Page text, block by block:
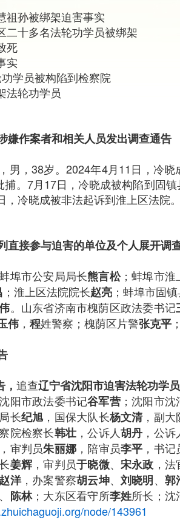
祖孙被绑架迫害事实
二十多名法轮功学员被绑架
死
实
学员被构陷到检察院
法轮功学员
嫌作案者和相关人员发出调查通告
男，38岁。2024年4月11日，冷
。7月17日，冷晓成被构陷到固
冷晓成被非法起诉到淮上区法院
直接参与迫害的单位及个人展开调
蚌埠市公安局局长熊言松；蚌埠市淮
；淮上区法院院长赵亮 ；蚌埠市固
。山东省济南市槐荫区政法委书记
伟 ， 程姓警察；槐荫区片警张克平
追查辽宁省沈阳市迫害法轮功学
沈阳市政法委书记谷军营；沈阳市沈
长纪旭，国保大队长杨文清，副大
院检察长韩壮 ，公诉人胡丹 ，公
，审判员朱丽娜 ，陪审员李平 ，书记
姜辉 ，审判员于晓微、 宋永政 ，
赵洋，办案警察胡云坤、 刘晓明、 郭
陈林；大东区看守所李姓所长；沈
node/143961